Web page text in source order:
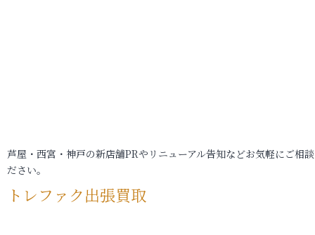
芦屋・西宮・神戸の新店舗PRやリニューアル告知などお気軽にご相
ださい。
トレファク出張買取